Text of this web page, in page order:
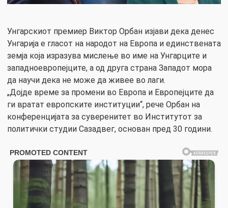
Унгарскиот премиер Виктор Орбан изјави дека денес
Унгарија е гласот на народот на Европа и единствената
земја која изразува мислење во име на Унгарците и
западноевропејците, а од друга страна Западот мора
да научи дека не може да живее во лаги.
„Дојде време за промени во Европа и Европејците да
ги вратат европските институции“, рече Орбан на
конференцијата за суверенитет во Институтот за
политички студии Сазадвег, основан пред 30 години.